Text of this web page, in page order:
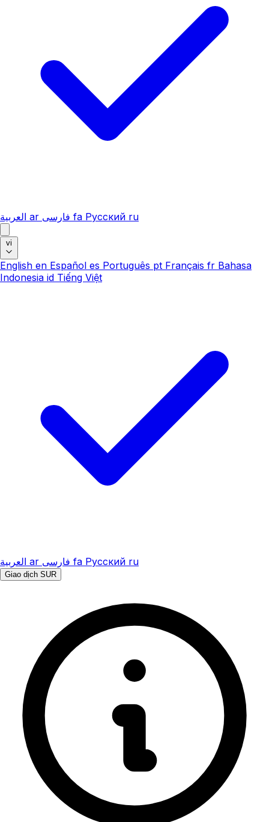
العربية ar فارسی fa Русский ru
vi
English en Español es Português pt Français fr Bahasa
Indonesia id Tiếng Việt
العربية ar فارسی fa Русский ru
Giao dịch SUR